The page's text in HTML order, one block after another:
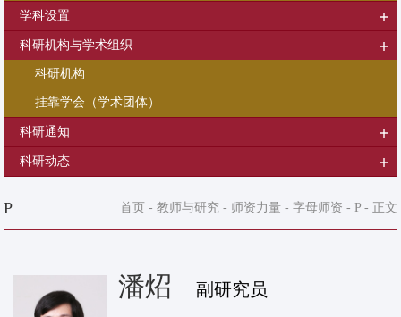
学科设置
科研机构与学术组织
科研机构
挂靠学会（学术团体）
科研通知
科研动态
P 首页 - 教师与研究- 师资力量- 字母师资 - P- 正文
潘炤 副研究员